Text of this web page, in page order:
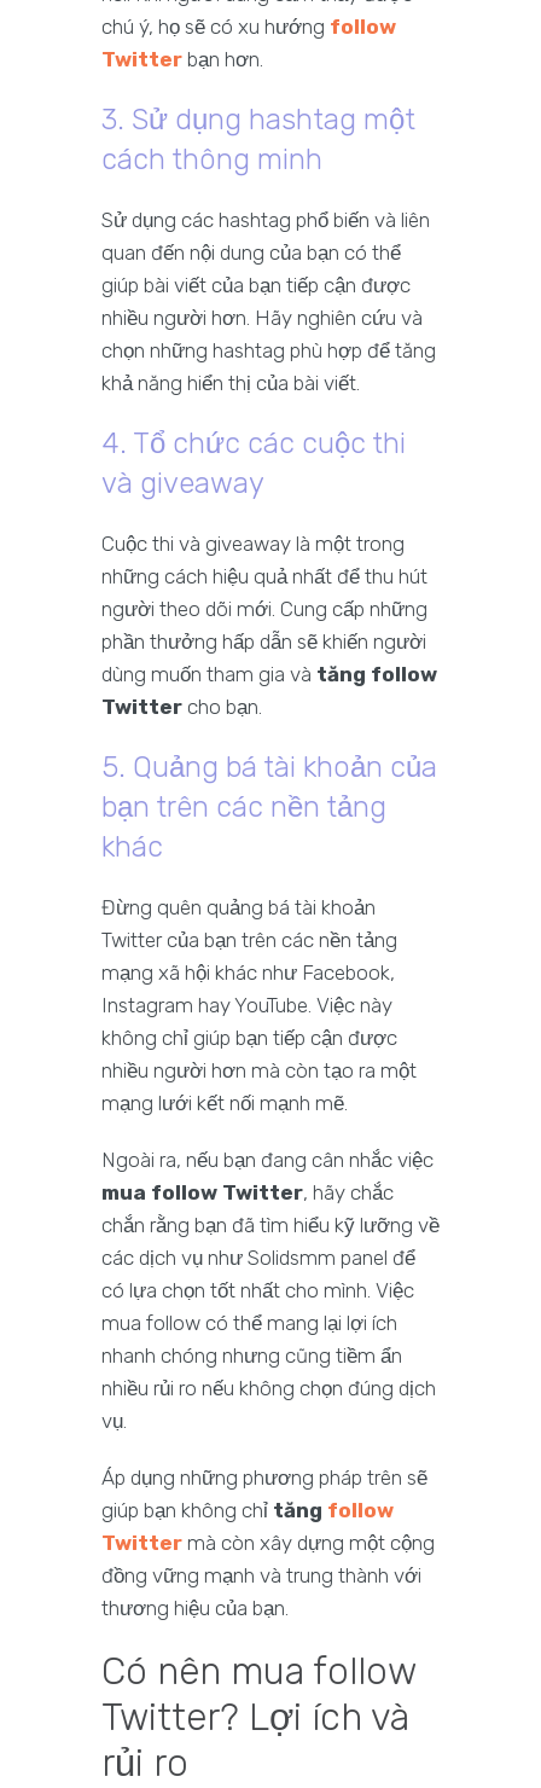
chú ý, họ sẽ có xu hướng follow
Twitter bạn hơn.
3. Sử dụng hashtag một
cách thông minh
Sử dụng các hashtag phổ biến và liên
quan đến nội dung của bạn có thể
giúp bài viết của bạn tiếp cận được
nhiều người hơn. Hãy nghiên cứu và
chọn những hashtag phù hợp để tăng
khả năng hiển thị của bài viết.
4. Tổ chức các cuộc thi
và giveaway
Cuộc thi và giveaway là một trong
những cách hiệu quả nhất để thu hút
người theo dõi mới. Cung cấp những
phần thưởng hấp dẫn sẽ khiến người
dùng muốn tham gia và tăng follow
Twitter cho bạn.
5. Quảng bá tài khoản của
bạn trên các nền tảng
khác
Đừng quên quảng bá tài khoản
Twitter của bạn trên các nền tảng
mạng xã hội khác như Facebook,
Instagram hay YouTube. Việc này
không chỉ giúp bạn tiếp cận được
nhiều người hơn mà còn tạo ra một
mạng lưới kết nối mạnh mẽ.
Ngoài ra, nếu bạn đang cân nhắc việc
mua follow Twitter, hãy chắc
chắn rằng bạn đã tìm hiểu kỹ lưỡng về
các dịch vụ như Solidsmm panel để
có lựa chọn tốt nhất cho mình. Việc
mua follow có thể mang lại lợi ích
nhanh chóng nhưng cũng tiềm ẩn
nhiều rủi ro nếu không chọn đúng dịch
vụ.
Áp dụng những phương pháp trên sẽ
giúp bạn không chỉ tăng follow
Twitter mà còn xây dựng một cộng
đồng vững mạnh và trung thành với
thương hiệu của bạn.
Có nên mua follow
Twitter? Lợi ích và
rủi ro